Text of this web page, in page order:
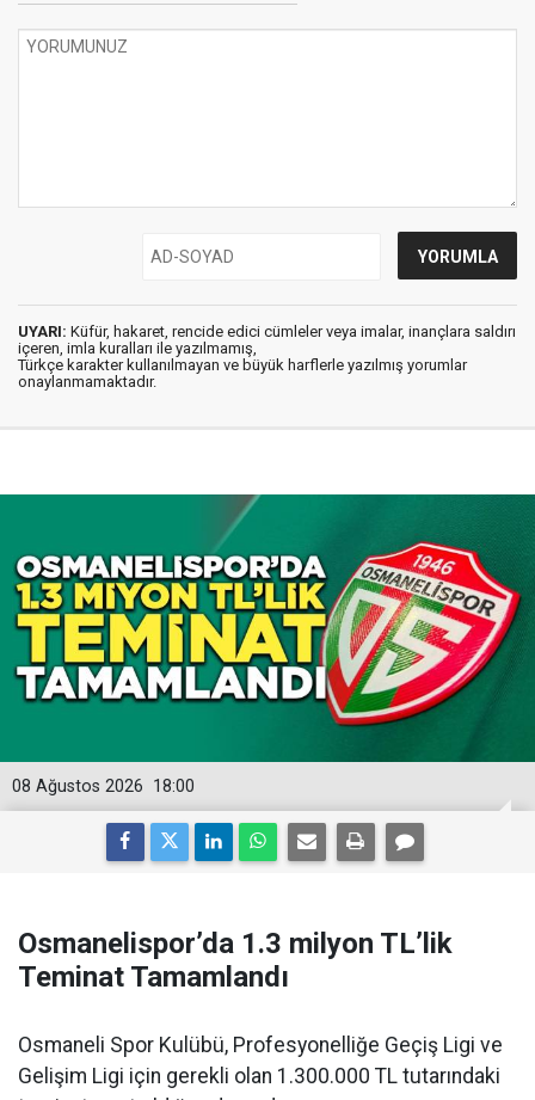
UYARI: Küfür, hakaret, rencide edici cümleler veya imalar, inançlara saldırı
içeren, imla kuralları ile yazılmamış,
Türkçe karakter kullanılmayan ve büyük harflerle yazılmış yorumlar
onaylanmamaktadır.
18:00
08 Ağustos 2026
Osmanelispor’da 1.3 milyon TL’lik
Teminat Tamamlandı
Osmaneli Spor Kulübü, Profesyonelliğe Geçiş Ligi ve
Gelişim Ligi için gerekli olan 1.300.000 TL tutarındaki